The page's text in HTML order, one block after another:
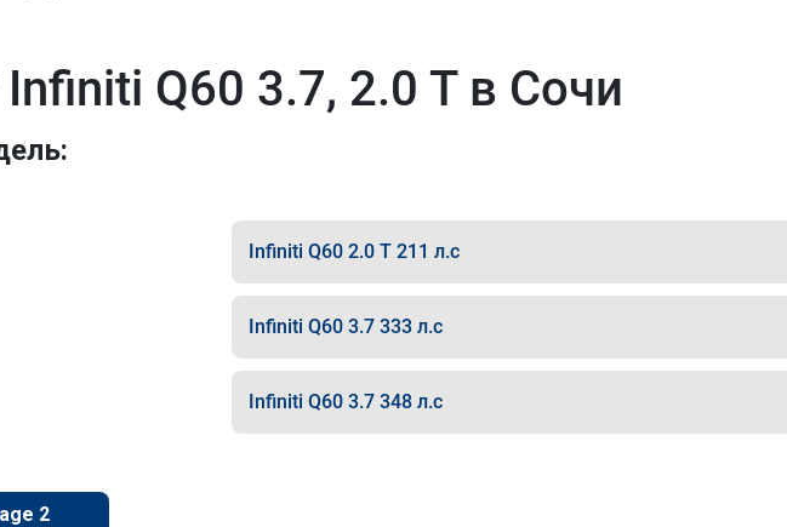
Q60 3.7, 2.0 T в Сочи
Infiniti Q60 2.0 T 211 л.с
Infiniti Q60 3.7 333 л.с
Infiniti Q60 3.7 348 л.с
2